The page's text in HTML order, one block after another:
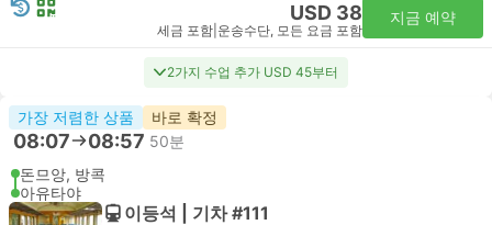
USD 38
세금 포함 운송수단, 모든 요금 포함
지금 예약
2가지 수업 추가 USD 45부터
가장 저렴한 상품 바로 확정
08:07 08:57 50분
돈므앙, 방콕
아유타야
이등석 | 기차 #111